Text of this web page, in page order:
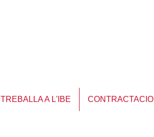
TREBALLA A L'IBE CONTRACTACIO